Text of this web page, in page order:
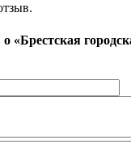
«Брестская